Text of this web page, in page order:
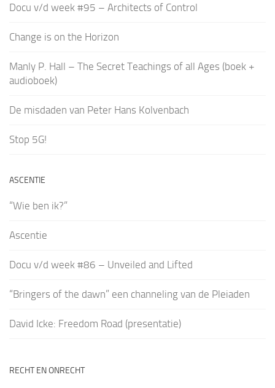
Docu v/d week #95 – Architects of Control
Change is on the Horizon
Manly P. Hall – The Secret Teachings of all Ages (boek +
audioboek)
De misdaden van Peter Hans Kolvenbach
Stop 5G!
ASCENTIE
“Wie ben ik?”
Ascentie
Docu v/d week #86 – Unveiled and Lifted
“Bringers of the dawn” een channeling van de Pleiaden
David Icke: Freedom Road (presentatie)
RECHT EN ONRECHT